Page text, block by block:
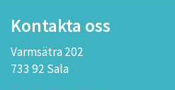
Kontakta oss
Varmsätra 202
733 92 Sala